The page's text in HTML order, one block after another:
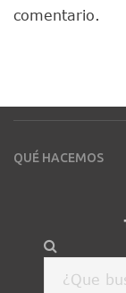
comentario.
QUÉ HACEMOS